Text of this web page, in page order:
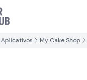
Aplicativos My Cake Shop